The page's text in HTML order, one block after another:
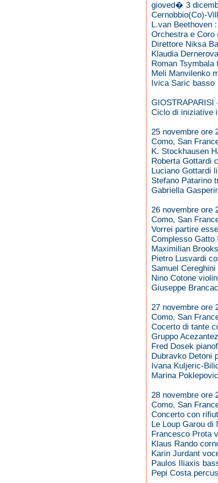
gioved� 3
Cernobbio(Co)-
L.van Beethoven
Orchestra e Coro
Direttore Niksa
Klaudia
Roman Tsymbala
Meli Manvilenko
Ivica Saric basso
GIOSTRAPARISI
Ciclo di iniziative
25 novembre ore
Como, San
K. Stockhausen
Roberta Gottardi
Luciano Gottardi
Stefano Patarino
Gabriella
26 novembre ore
Como, San
Vorrei partire
Complesso Gatto
Maximilian
Pietro Lusvardi
Samuel
Nino Cotone
Giuseppe
27 novembre ore
Como, San
Cocerto di tante
Gruppo
Fred Dosek
Dubravko Detoni
Ivana Kuljeric-
Marina
28 novembre ore
Como, San
Concerto con
Le Loup Garou di
Francesco Prota
Klaus Rando
Karin Jurdant
Paulos Iliaxis
Pepi Costa